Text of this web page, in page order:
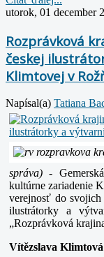
utorok, 01 december
Rozprávková
českej
Klimtovej v
Napísal(a) Tatiana
správa) -
kultúrne zariadenie
verejnosť do svojich
ilustrátorky a
„Rozprávková
Vítězslava